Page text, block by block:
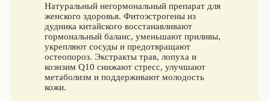
Натуральный негормональный препарат для
женского здоровья. Фитоэстрогены из
дудника китайского восстанавливают
гормональный баланс, уменьшают приливы,
укрепляют сосуды и предотвращают
остеопороз. Экстракты трав, лопуха и
коэнзим Q10 снижают стресс, улучшают
метаболизм и поддерживают молодость
кожи.